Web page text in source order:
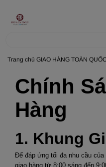
Trang chủ GIAO HÀNG TOÀN QUỐC
Chính
Hàng
1. Khung
Để đáp ứng tối đa nhu cầu
giao hàng từ 8:00 sáng đến